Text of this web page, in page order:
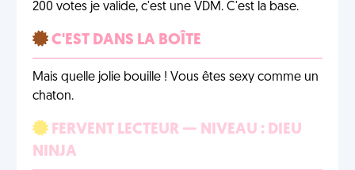
200 votes je valide, c'est une VDM. C'est la base.
C'EST DANS LA BOÎTE
Mais quelle jolie bouille ! Vous êtes sexy comme un
chaton.
FERVENT LECTEUR — NIVEAU : DIEU
NINJA